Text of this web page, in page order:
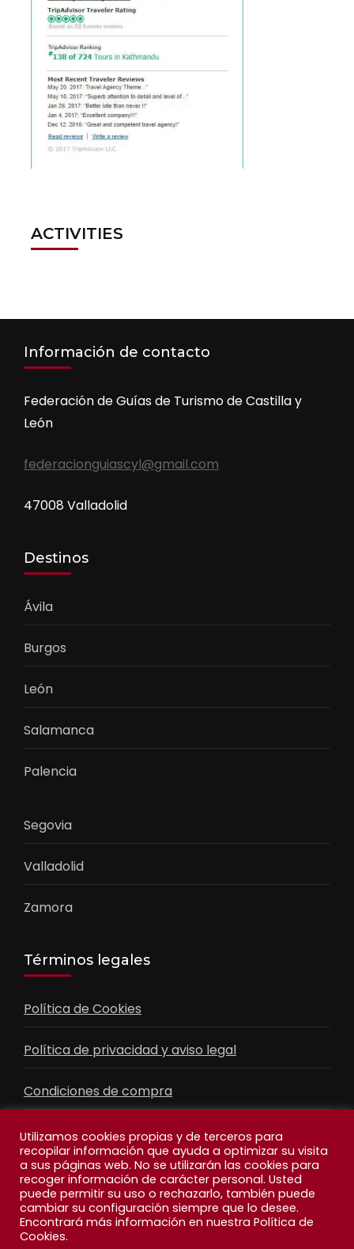
ACTIVITIES
Información de contacto
Federación de Guías de Turismo de Castilla y
León
federacionguiascyl@gmail.com
47008 Valladolid
Destinos
Ávila
Burgos
León
Salamanca
Palencia
Segovia
Valladolid
Zamora
Términos legales
Política de Cookies
Política de privacidad y aviso legal
Condiciones de compra
Contacto
Facebook
Feed
Utilizamos cookies propias y de terceros para
recopilar información que ayuda a optimizar su visita
a sus páginas web. No se utilizarán las cookies para
recoger información de carácter personal. Usted
puede permitir su uso o rechazarlo, también puede
cambiar su configuración siempre que lo desee.
Encontrará más información en nuestra Política de
Cookies.